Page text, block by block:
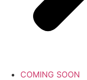
COMING SOON